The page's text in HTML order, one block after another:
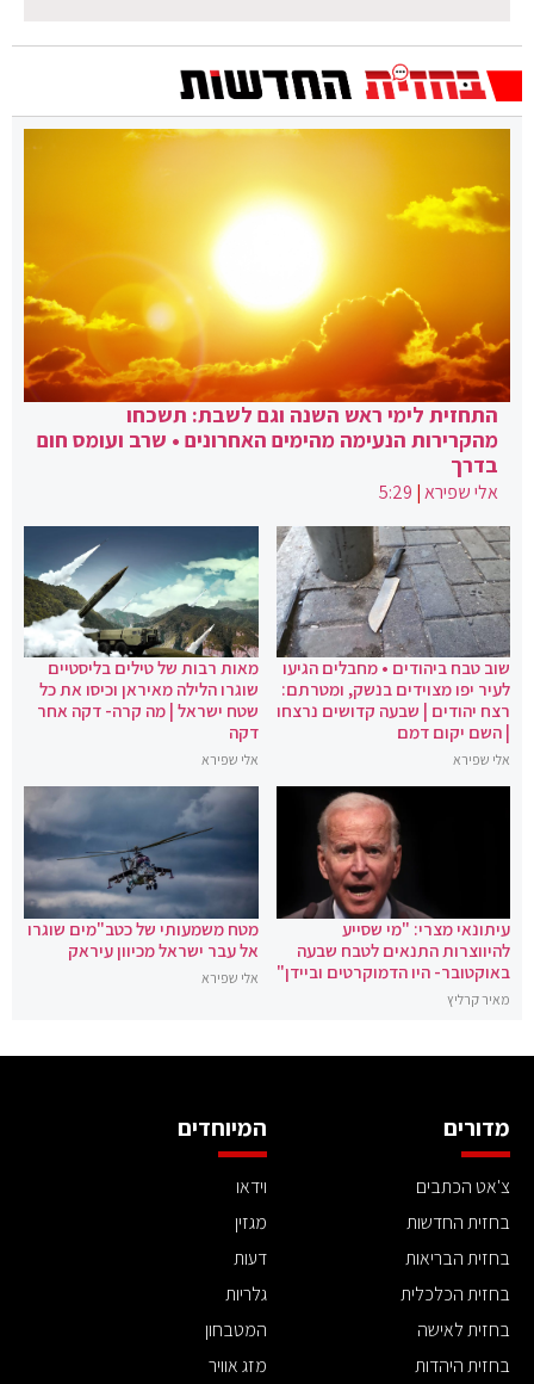
התחזית לימי ראש השנה וגם לשבת: תשכחו
מהקרירות הנעימה מהימים האחרונים • שרב ועומס חום
בדרך
אלי שפירא|
5:29
שוב טבח ביהודים • מחבלים הגיעו
לעיר יפו מצוידים בנשק, ומטרתם:
רצח יהודים | שבעה קדושים נרצחו
| השם יקום דמם
אלי שפירא
מאות רבות של טילים בליסטיים
שוגרו הלילה מאיראן וכיסו את כל
שטח ישראל | מה קרה- דקה אחר
דקה
אלי שפירא
עיתונאי מצרי: "מי שסייע
להיווצרות התנאים לטבח שבעה
באוקטובר- היו הדמוקרטים וביידן"
מאיר קרליץ
מטח משמעותי של כטב"מים שוגרו
אל עבר ישראל מכיוון עיראק
אלי שפירא
מדורים
צ'אט הכתבים
בחזית החדשות
בחזית הבריאות
בחזית הכלכלית
בחזית לאישה
בחזית היהדות
המיוחדים
וידאו
מגזין
דעות
גלריות
המטבחון
מזג אוויר